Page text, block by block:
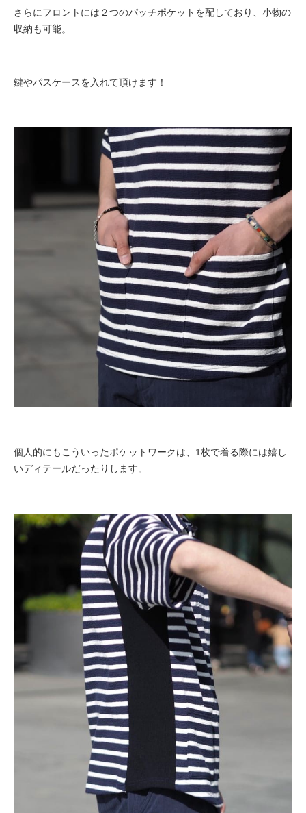
さらにフロントには２つのパッチポケットを配しており、小物の
収納も可能。
鍵やパスケースを入れて頂けます！
個人的にもこういったポケットワークは、1枚で着る際には嬉し
いディテールだったりします。